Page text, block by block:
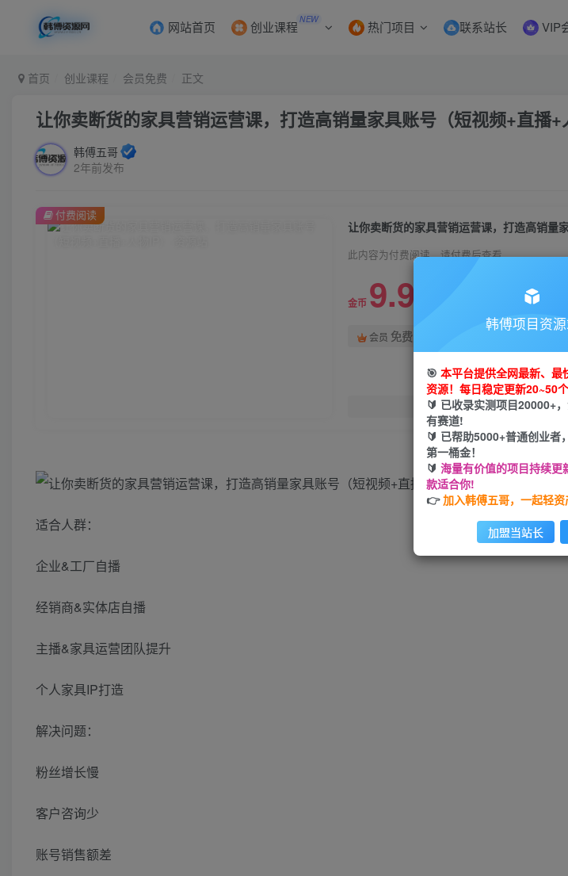
网站首页 创业课程 NEW 热门项目 联系站长 VIP
首页 创业课程 会员免费 正文
让你卖断货的家具营销运营课，打造高销量家具账号（短视频+直播+
韩傅五哥
2年前发布
让你卖断货的家具营销运营课，打造高销量
此内容为付费阅读，请付费后查看
金币 9.9
会员 免费
您当
付费阅读
适合人群：
企业&工厂自播
经销商&实体店自播
主播&家具运营团队提升
个人家具IP打造
解决问题：
粉丝增长慢
客户咨询少
账号销售额差
韩傅项目资
🎯 本平台提供全网最新、最
资源！每日稳定更新20~50个
🔰 已收录实测项目20000+
有赛道!
🔰 已帮助5000+普通创业者
第一桶金！
🔰 海量有价值的项目持续更
款适合你!
👉加入韩傅五哥，一起轻资
加盟当站长